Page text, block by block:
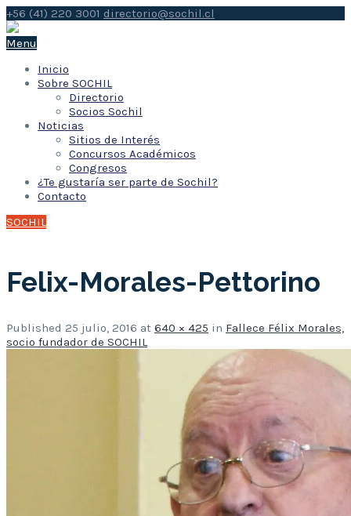
+56 (41) 220 3001 directorio@sochil.cl
Menu
Inicio
Sobre SOCHIL
Directorio
Socios Sochil
Noticias
Sitios de Interés
Concursos Académicos
Congresos
¿Te gustaría ser parte de Sochil?
Contacto
SOCHIL
Felix-Morales-Pettorino
Published 25 julio, 2016 at 640 × 425 in Fallece Félix Morales,
socio fundador de SOCHIL